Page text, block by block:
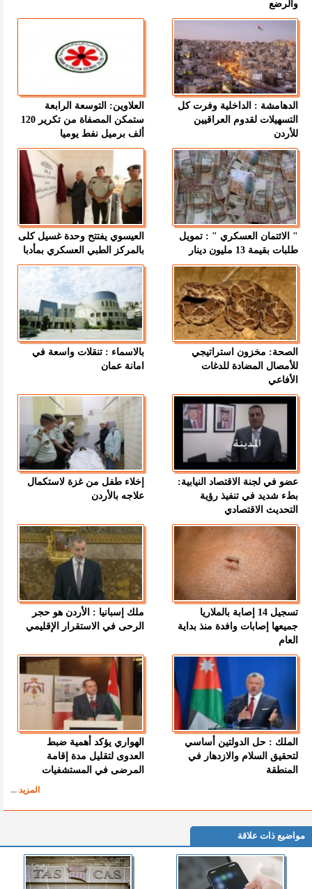
والرضع
الدهامشة : الداخلية وفرت كل
التسهيلات لقدوم العراقيين
للأردن
العلاوين: التوسعة الرابعة
ستمكن المصفاة من تكرير 120
ألف برميل نفط يوميا
" الائتمان العسكري " : تمويل
طلبات بقيمة 13 مليون دينار
العيسوي يفتتح وحدة غسيل كلى
بالمركز الطبي العسكري بمأدبا
الصحة: مخزون استراتيجي
للأمصال المضادة للدغات
الأفاعي
بالاسماء : تنقلات واسعة في
امانة عمان
عضو في لجنة الاقتصاد النيابية:
بطء شديد في تنفيذ رؤية
التحديث الاقتصادي
إخلاء طفل من غزة لاستكمال
علاجه بالأردن
تسجيل 14 إصابة بالملاريا
جميعها إصابات وافدة منذ بداية
العام
ملك إسبانيا : الأردن هو حجر
الرحى في الاستقرار الإقليمي
الملك : حل الدولتين أساسي
لتحقيق السلام والازدهار في
المنطقة
الهواري يؤكد أهمية ضبط
العدوى لتقليل مدة إقامة
المرضى في المستشفيات
المزيد ...
مواضيع ذات علاقة